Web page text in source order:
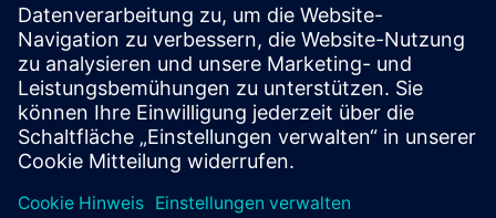
Press | Company | Siemens
© Siemens 1996 – 2026
Corporate Information
Privacy Notice
Cookie Notice